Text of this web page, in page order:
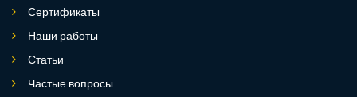
Сертификаты
Наши работы
Статьи
Частые вопросы